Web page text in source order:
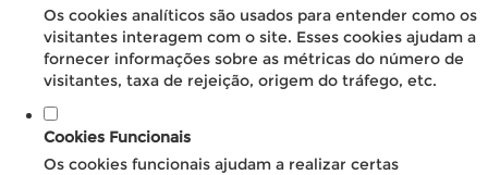
Os cookies analíticos são usados para entender como os
visitantes interagem com o site. Esses cookies ajudam a
fornecer informações sobre as métricas do número de
visitantes, taxa de rejeição, origem do tráfego, etc.
Cookies Funcionais
Os cookies funcionais ajudam a realizar certas